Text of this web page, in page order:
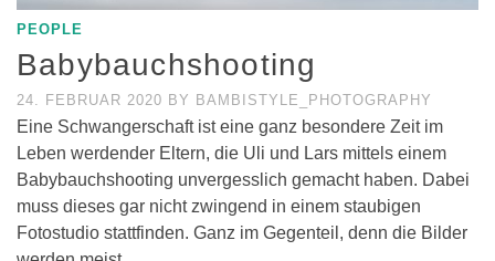
PEOPLE
Babybauchshooting
24. FEBRUAR 2020 BY BAMBISTYLE_PHOTOGRAPHY
Eine Schwangerschaft ist eine ganz besondere Zeit im
Leben werdender Eltern, die Uli und Lars mittels einem
Babybauchshooting unvergesslich gemacht haben. Dabei
muss dieses gar nicht zwingend in einem staubigen
Fotostudio stattfinden. Ganz im Gegenteil, denn die Bilder